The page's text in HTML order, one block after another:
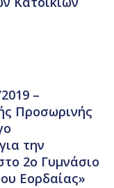
–
Προσωρινής
την
2ο Γυμνάσιο
Εορδαίας»